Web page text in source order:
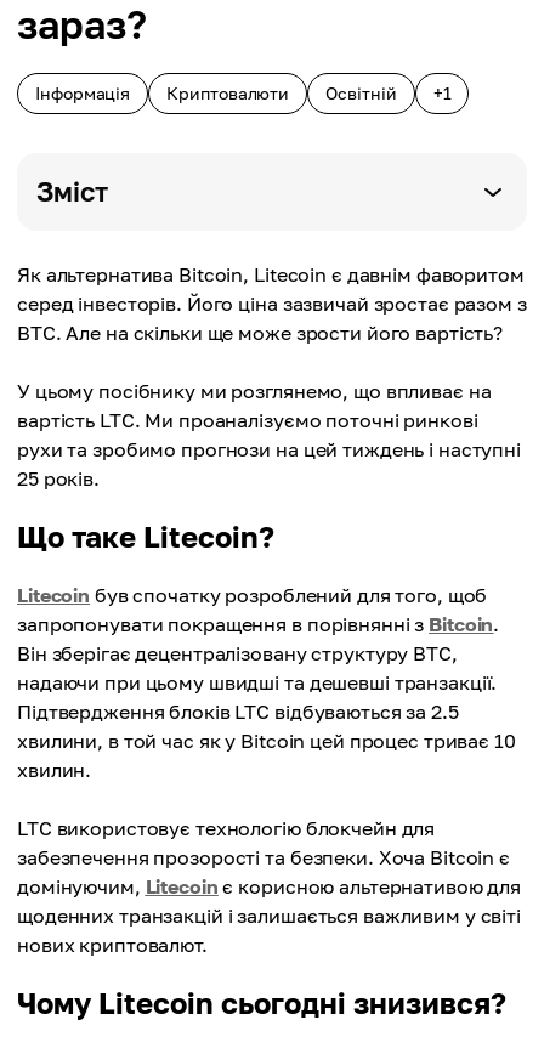
зараз?
Інформація Криптовалюти Освітній +1
Зміст
Як альтернатива Bitcoin, Litecoin є давнім фаворитом
серед інвесторів. Його ціна зазвичай зростає разом з
BTC. Але на скільки ще може зрости його вартість?
У цьому посібнику ми розглянемо, що впливає на
вартість LTC. Ми проаналізуємо поточні ринкові
рухи та зробимо прогнози на цей тиждень і наступні
25 років.
Що таке Litecoin?
Litecoin був спочатку розроблений для того, щоб
запропонувати покращення в порівнянні з Bitcoin.
Він зберігає децентралізовану структуру BTC,
надаючи при цьому швидші та дешевші транзакції.
Підтвердження блоків LTC відбуваються за 2.5
хвилини, в той час як у Bitcoin цей процес триває 10
хвилин.
LTC використовує технологію блокчейн для
забезпечення прозорості та безпеки. Хоча Bitcoin є
домінуючим, Litecoin є корисною альтернативою для
щоденних транзакцій і залишається важливим у світі
нових криптовалют.
Чому Litecoin сьогодні знизився?